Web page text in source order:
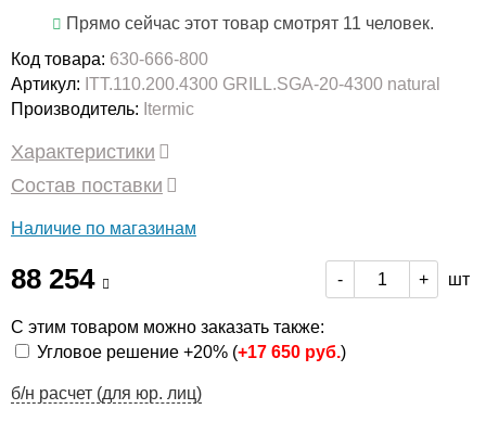
Прямо сейчас этот товар смотрят 11 человек.
Код товара: 630-666-800
Артикул: ITT.110.200.4300 GRILL.SGA-20-4300 natural
Производитель: Itermic
Характеристики
Состав поставки
Наличие по магазинам
88 254 - + шт
С этим товаром можно заказать также:
Угловое решение +20% (+17 650 руб.)
б/н расчет (для юр. лиц)